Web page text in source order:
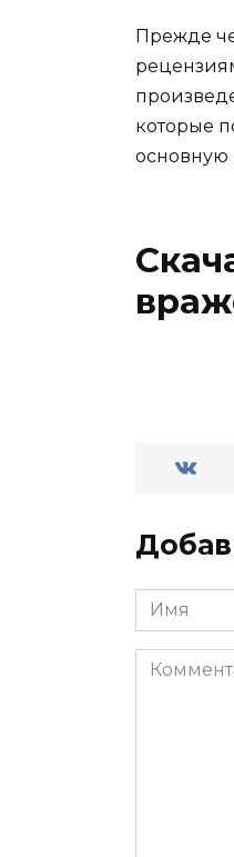
Прежде
которые
основную
Имя
*